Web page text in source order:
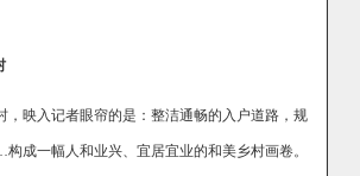
映入记者眼帘的是：整洁通畅的入户道路，规
成一幅人和业兴、宜居宜业的和美乡村画卷。